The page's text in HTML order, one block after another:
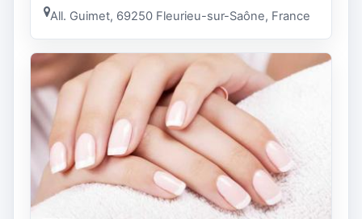
All. Guimet, 69250 Fleurieu-sur-Saône, France